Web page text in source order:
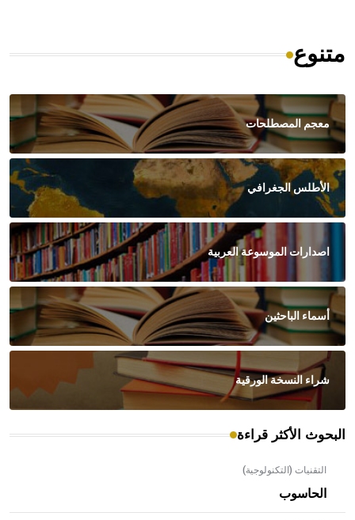
متنوع
معجم المصطلحات
الأطلس الجغرافي
اصدارات الموسوعة العربية
أسماء الباحثين
شراء النسخة الورقية
البحوث الأكثر قراءة
التقنيات (التكنولوجية)
الحاسوب